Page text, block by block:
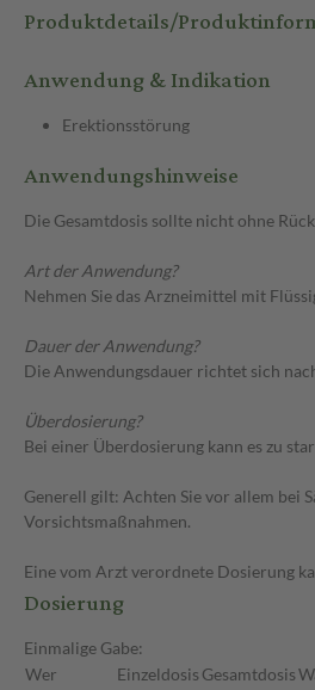
Produktdetails/
Anwendung & Indikation
Erektionsstörung
Anwendungshinweise
Die Gesamtdosis sollte nicht ohne
Art der Anwendung?
Nehmen Sie das Arzneimittel mit
Dauer der Anwendung?
Die Anwendungsdauer richtet sich
Überdosierung?
Bei einer Überdosierung kann es zu
Generell gilt: Achten Sie vor allem bei
Vorsichtsmaßnahmen.
Eine vom Arzt verordnete Dosierung
Dosierung
Einmalige Gabe:
Wer
Einzeldosis Gesamtdosis